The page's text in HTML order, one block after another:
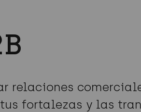
relaciones
fortalezas y las